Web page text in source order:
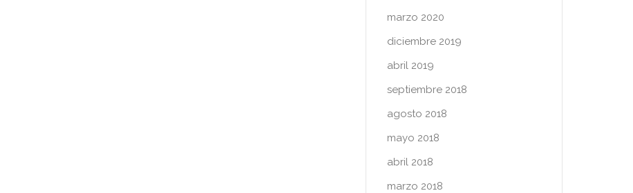
marzo 2020
diciembre 2019
abril 2019
septiembre 2018
agosto 2018
mayo 2018
abril 2018
marzo 2018